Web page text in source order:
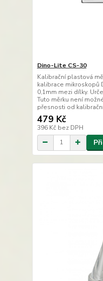
Dino-Lite CS-30
Kalibrační plastová
kalibrace mikroskopů
0,1mm mezi dílky.
Tuto měrku není
přesnosti od
479 Kč
396 Kč bez DPH